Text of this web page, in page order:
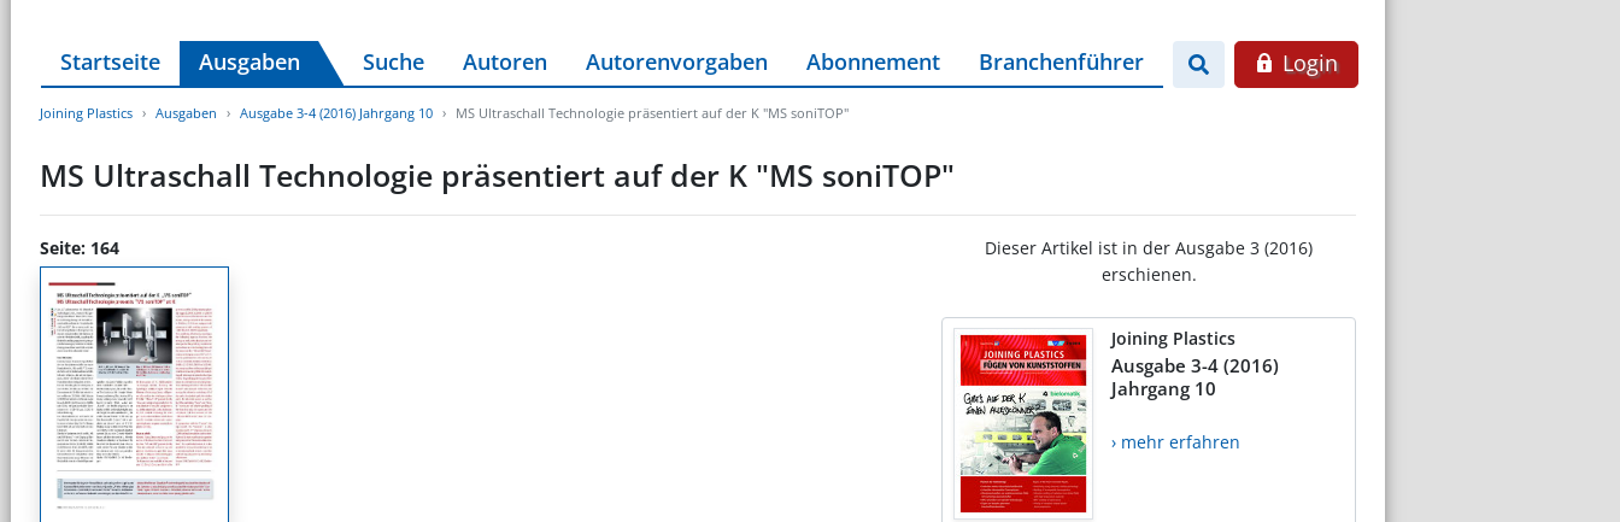
Startseite Ausgaben Suche Autoren Autorenvorgaben Abonnement Branchenführer Login
Joining Plastics Ausgaben Ausgabe 3-4 (2016) Jahrgang 10 MS Ultraschall Technologie präsentiert auf der K "MS soniTOP"
MS Ultraschall Technologie präsentiert auf der K "MS soniTOP"
Seite: 164
Dieser Artikel ist in der Ausgabe 3 (2016)
erschienen.
Joining Plastics
Ausgabe 3-4 (2016)
Jahrgang 10
› mehr erfahren